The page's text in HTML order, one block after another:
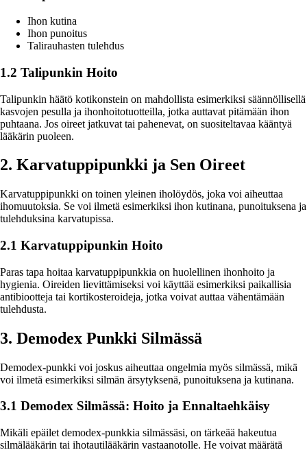
Ihon kutina
Ihon punoitus
Talirauhasten tulehdus
1.2 Talipunkin Hoito
Talipunkin häätö kotikonstein on mahdollista esimerkiksi säännöllisellä
kasvojen pesulla ja ihonhoitotuotteilla, jotka auttavat pitämään ihon
puhtaana. Jos oireet jatkuvat tai pahenevat, on suositeltavaa kääntyä
lääkärin puoleen.
2. Karvatuppipunkki ja Sen Oireet
Karvatuppipunkki on toinen yleinen iholöydös, joka voi aiheuttaa
ihomuutoksia. Se voi ilmetä esimerkiksi ihon kutinana, punoituksena ja
tulehduksina karvatupissa.
2.1 Karvatuppipunkin Hoito
Paras tapa hoitaa karvatuppipunkkia on huolellinen ihonhoito ja
hygienia. Oireiden lievittämiseksi voi käyttää esimerkiksi paikallisia
antibiootteja tai kortikosteroideja, jotka voivat auttaa vähentämään
tulehdusta.
3. Demodex Punkki Silmässä
Demodex-punkki voi joskus aiheuttaa ongelmia myös silmässä, mikä
voi ilmetä esimerkiksi silmän ärsytyksenä, punoituksena ja kutinana.
3.1 Demodex Silmässä: Hoito ja Ennaltaehkäisy
Mikäli epäilet demodex-punkkia silmässäsi, on tärkeää hakeutua
silmälääkärin tai ihotautilääkärin vastaanotolle. He voivat määrätä